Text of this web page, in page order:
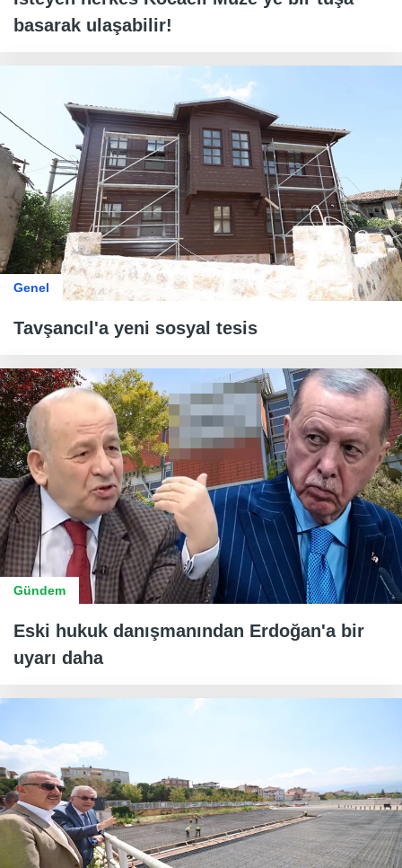
basarak ulaşabilir!
Genel
Tavşancıl'a yeni sosyal tesis
Gündem
Eski hukuk danışmanından Erdoğan'a bir
uyarı daha